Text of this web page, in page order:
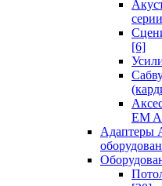
[6]
EM
Адаптеры